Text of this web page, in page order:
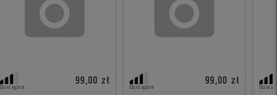
Dostępne
99,00 zł
Dostępne
99,00 zł